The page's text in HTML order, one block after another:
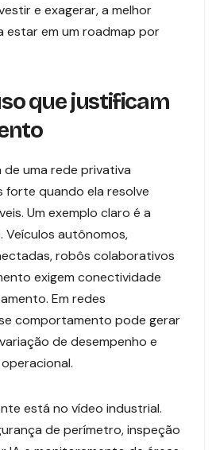
e exagerar, a melhor
estar em um roadmap por
que justificam
uma rede privativa
forte quando ela resolve
Um exemplo claro é a
Veículos autônomos,
robôs colaborativos
exigem conectividade
Em redes
comportamento pode gerar
de desempenho e
está no vídeo industrial.
de perímetro, inspeção